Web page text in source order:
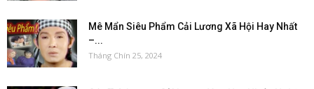
Mê Mẩn Siêu Phẩm Cải Lương Xã Hội Hay Nhất
–...
Tháng Chín 25, 2024